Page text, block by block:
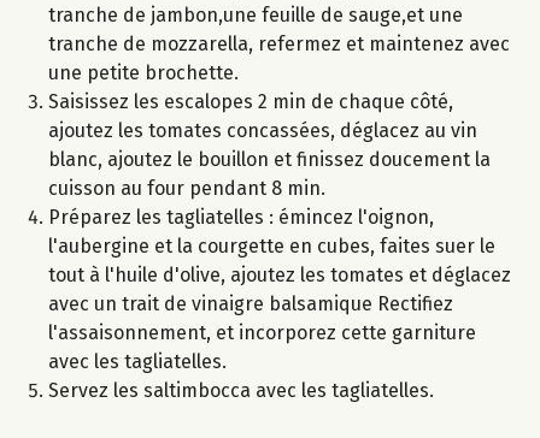
tranche de jambon,une feuille de sauge,et une
tranche de mozzarella, refermez et maintenez avec
une petite brochette.
Saisissez les escalopes 2 min de chaque côté,
ajoutez les tomates concassées, déglacez au vin
blanc, ajoutez le bouillon et finissez doucement la
cuisson au four pendant 8 min.
Préparez les tagliatelles : émincez l'oignon,
l'aubergine et la courgette en cubes, faites suer le
tout à l'huile d'olive, ajoutez les tomates et déglacez
avec un trait de vinaigre balsamique Rectifiez
l'assaisonnement, et incorporez cette garniture
avec les tagliatelles.
Servez les saltimbocca avec les tagliatelles.